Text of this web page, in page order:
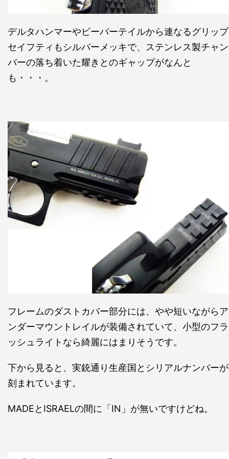
デルタハンマーやビーバーテイルから連なるグリップ
セイフティもシルバーメッキで、ステンレス製チャン
バーの落ち着いた耀きとのギャップがなんと
も・・・。
フレームのダストカバー部分には、やや短いながらア
ンダーマウントレイルが装備されていて、小型のフラ
ッシュライトなら綺麗にはまりそうです。
下から見ると、実銃通り生産国とシリアルナンバーが
刻まれています。
MADEとISRAELの間に「IN」が無いですけどね。